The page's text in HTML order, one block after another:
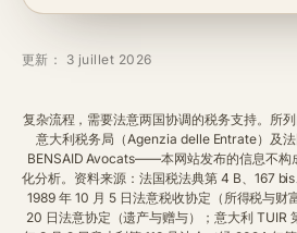
更新： 3 juillet 2026
复杂流程，需要法意两国协调的税务支持。所
意大利税务局（Agenzia delle Entrate）及
BENSAID Avocats——本网站发布的信息不构
化分析。资料来源：法国税法典第 4 B、167
1989 年 10 月 5 日法意税收协定（所得税与财
20 日法意协定（遗产与赠与）；意大利 TUIR